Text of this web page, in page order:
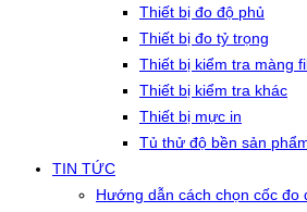
Thiết bị đo độ phủ
Thiết bị đo tỷ trọng
Thiết bị kiểm tra màng
Thiết bị kiểm tra khác
Thiết bị mực in
Tủ thử độ bền sản
TIN TỨC
Hướng dẫn cách chọn cốc đo